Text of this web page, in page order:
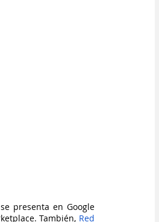
presenta en Google
También, Red